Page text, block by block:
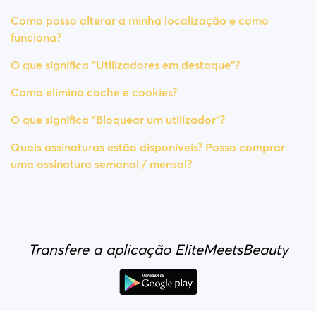
Como posso alterar a minha localização e como
funciona?
O que significa "Utilizadores em destaque"?
Como elimino cache e cookies?
O que significa "Bloquear um utilizador"?
Quais assinaturas estão disponíveis? Posso comprar
uma assinatura semanal / mensal?
Transfere a aplicação EliteMeetsBeauty